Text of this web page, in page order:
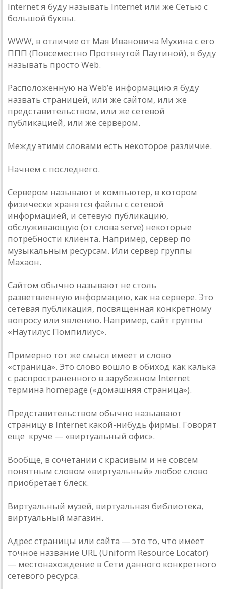
Internet я буду называть Internet или же Сетью с
большой буквы.
WWW, в отличие от Мая Ивановича Мухина с его
ППП (Повсеместно Протянутой Паутиной), я буду
называть просто Web.
Расположенную на Web’е информацию я буду
назвать страницей, или же сайтом, или же
представительством, или же сетевой
публикацией, или же сервером.
Между этими словами есть некоторое различие.
Начнем с последнего.
Сервером называют и компьютер, в котором
физически хранятся файлы с сетевой
информацией, и сетевую публикацию,
обслуживающую (от слова serve) некоторые
потребности клиента. Например, сервер по
музыкальным ресурсам. Или сервер группы
Махаон.
Сайтом обычно называют не столь
разветвленную информацию, как на сервере. Это
сетевая публикация, посвященная конкретному
вопросу или явлению. Например, сайт группы
«Наутилус Помпилиус».
Примерно тот же смысл имеет и слово
«страница». Это слово вошло в обиход как калька
с распространенного в зарубежном Internet
термина homepage («домашняя страница»).
Представительством обычно назыавают
страницу в Internet какой-нибудь фирмы. Говорят
еще круче — «виртуальный офис».
Вообще, в сочетании с красивым и не совсем
понятным словом «виртуальный» любое слово
приобретает блеск.
Виртуальный музей, виртуальная библиотека,
виртуальный магазин.
Адрес страницы или сайта — это то, что имеет
точное название URL (Uniform Resource Locator)
— местонахождение в Сети данного конкретного
сетевого ресурса.